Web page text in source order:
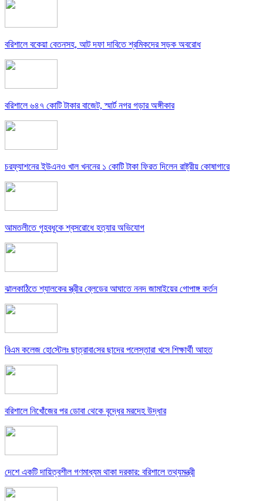
বরিশালে বকেয়া বেতনসহ, আট দফা দাবিতে শ্রমিকদের সড়ক অবরোধ
বরিশালে ৬৪৭ কোটি টাকার বাজেট, স্মার্ট নগর গড়ার অঙ্গীকার
চরফ্যাশনের ইউএনও খাল খননের ১ কোটি টাকা ফিরত দিলেন রাষ্ট্রীয় কোষাগারে
আমতলীতে গৃহবধূকে শ্বসরোধে হত্যার অভিযোগ
ঝালকাঠিতে শ্যালকের স্ত্রীর ব্লেডের আঘাতে ননদ জামাইয়ের গোপাঙ্গ কর্তন
বিএম কলে‌জ হো‌স্টেলঃ ছাত্রাবা‌সের ছাদের পলেস্তারা খসে শিক্ষার্থী আহত
বরিশালে নিখোঁজের পর ডোবা থেকে বৃদ্ধের মরদেহ উদ্ধার
দেশে একটি দায়িত্বশীল গণমাধ্যম থাকা দরকার: বরিশালে তথ্যমন্ত্রী